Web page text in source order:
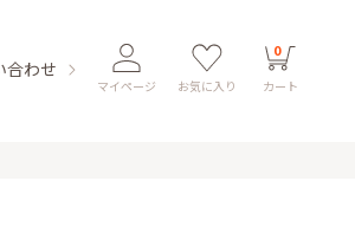
合わせ
マイページ お気に入り
0
カート